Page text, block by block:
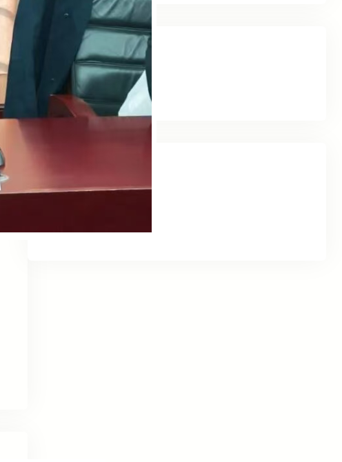
Tags
Social Links